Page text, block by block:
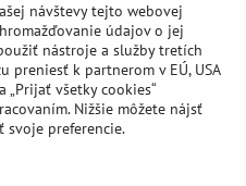
nás
23 32
predajne
návštevy tejto webovej
údajov o jej
nástroje a služby tretích
preniesť k partnerom v EÚ, USA
všetky cookies“
Nižšie môžete nájsť
preferencie.